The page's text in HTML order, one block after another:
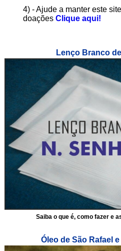
4) - Ajude a manter este
doações Clique aqui!
Lenço Branco
Saiba o que é, como fazer e
Óleo de São Rafael